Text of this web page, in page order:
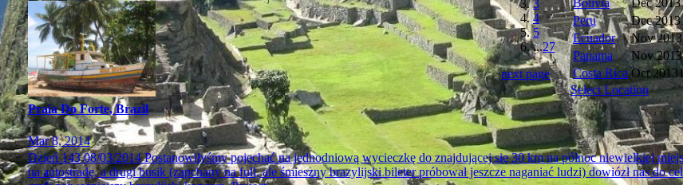
Bolivia
Dec 2013
Peru
Dec 2013
Ecuador
Nov 2013
Panama
Nov 2013
Costa Rica Oct 2013
Select Location
3
4
5
...27
next page
Praia Do Forte, Brazil
Mar 8, 2014
Dzień 143 08/03/2014 Postanowiłyśmy pojechać na jednodniową wycieczkę do znajdującej się 30 km na północ niewielkiej
na autostradę, a drugi busik (zapchany na full, ale śmieszny brazylijski bileter próbował jeszcze naganiać ludzi) dowiózł nas do